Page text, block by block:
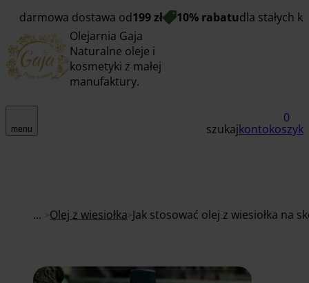
darmowa dostawa od199 zł 10% rabatudla stałych
Olejarnia Gaja
Naturalne oleje i
kosmetyki z małej
manufaktury.
menu szukajkonto
0
koszyk
... Olej z wiesiołka Jak stosować olej z wiesiołka na